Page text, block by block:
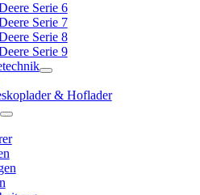
Serie 6
Serie 7
Serie 8
Serie 9
& Hoflader